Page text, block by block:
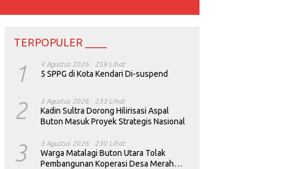
TERPOPULER ____
1 4 Agustus 2026 259 Lihat
5 SPPG di Kota Kendari Di-suspend
2 3 Agustus 2026 233 Lihat
Kadin Sultra Dorong Hilirisasi Aspal
Buton Masuk Proyek Strategis Nasional
3 3 Agustus 2026 230 Lihat
Warga Matalagi Buton Utara Tolak
Pembangunan Koperasi Desa Merah